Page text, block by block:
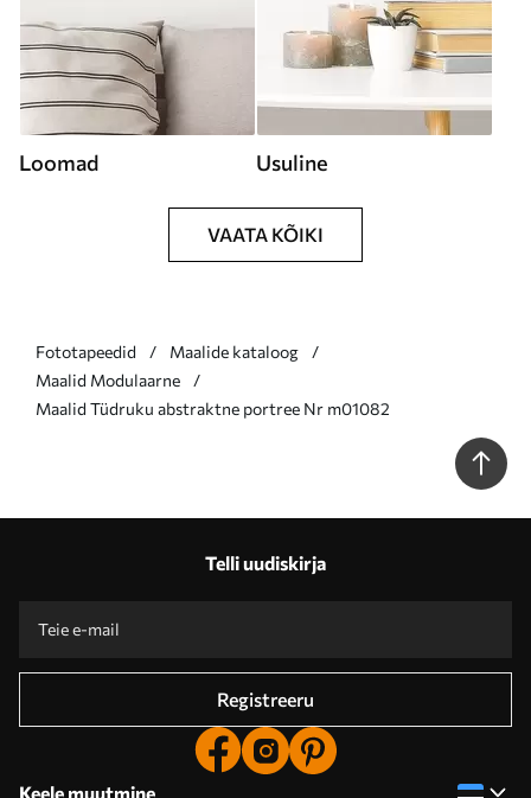
Loomad Usuline
VAATA KÕIKI
Fototapeedid
Maalide kataloog
Maalid Modulaarne
Maalid Tüdruku abstraktne portree Nr m01082
Telli uudiskirja
Registreeru
Keele muutmine